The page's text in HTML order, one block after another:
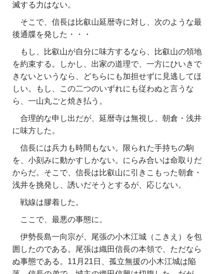
滅する力はない。
そこで、信長は比叡山延暦寺に対し、次のような最
後通牒を発した・・・
もし、比叡山が自分に味方するなら、比叡山の領地
を約束する。しかし、出家の道理で、一方にひいきで
きないというなら、どちらにも加担せずに見逃してほ
しい。もし、この二つのいずれにも従わぬと言うな
ら、一山丸ごと焼き払う。
合理的な申し出だが、延暦寺は無視し、朝倉・浅井
に味方した。
信長には兵力も時間もない。限られた手持ちの駒
を、小刻みに動かすしかない。にらみ合いは命取りだ
からだ。そこで、信長は比叡山に引きこもった朝倉・
浅井を挑発し、誘いだそうとするが、応じない。
戦線は膠着した。
ここで、最悪の事態に。
伊勢長島一向宗が、尾張の小木江城（こきえ）を包
囲したのである。尾張は織田信長の本領で、ただなら
ぬ事態である。11月21日、孤立無援の小木江城は陥